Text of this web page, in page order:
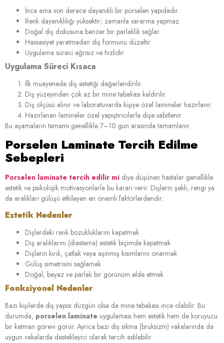
İnce ama son derece dayanıklı bir porselen yapıdadır.
Renk dayanıklılığı yüksektir; zamanla sararma yapmaz.
Doğal diş dokusuna benzer bir parlaklık sağlar.
Hassasiyet yaratmadan diş formunu düzeltir.
Uygulama süreci ağrısız ve hızlıdır.
Uygulama Süreci Kısaca
İlk muayenede diş estetiği değerlendirilir.
Diş yüzeyinden çok az bir mine tabakası kaldırılır.
Diş ölçüsü alınır ve laboratuvarda kişiye özel lamineler hazırlanır.
Hazırlanan lamineler özel yapıştırıcılarla dişe sabitlenir.
Bu aşamaların tamamı genellikle 7–10 gün arasında tamamlanır.
Porselen Laminate Tercih Edilme
Sebepleri
Porselen laminate tercih edilir mi diye düşünen hastalar genellikle
estetik ve psikolojik motivasyonlarla bu kararı verir. Dişlerin şekli, rengi ya
da aralıkları gülüşü etkileyen en önemli faktörlerdendir.
Estetik Nedenler
Dişlerdeki renk bozukluklarını kapatmak
Diş aralıklarını (diastema) estetik biçimde kapatmak
Dişlerin kırık, çatlak veya aşınmış kısımlarını onarmak
Gülüş simetrisini sağlamak
Doğal, beyaz ve parlak bir görünüm elde etmek
Fonksiyonel Nedenler
Bazı kişilerde diş yapısı düzgün olsa da mine tabakası ince olabilir. Bu
durumda, porselen laminate uygulaması hem estetik hem de koruyucu
bir katman görevi görür. Ayrıca bazı diş sıkma (bruksizm) vakalarında da
uygun vakalarda destekleyici olarak tercih edilebilir.